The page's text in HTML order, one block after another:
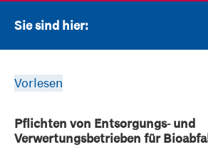
Sie sind hier:
Vorlesen
Pflichten von Entsorgungs- und
Verwertungsbetrieben für Bioabfall